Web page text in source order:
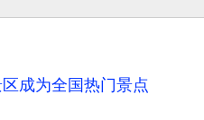
成为全国热门景点